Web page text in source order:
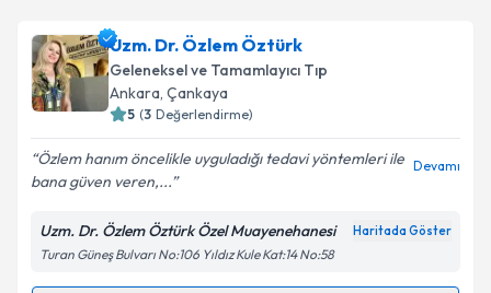
Dr. Özge Aydıniçin randevu takvimi talebi oluşturun.
Size bu uzmandan randevu almanız için bir takvim
hazırlandığında e-posta ile bilgilendireceğiz.
Kişisel verilerimin işlenmesine ilişkin
Aydınlatma
Metni'ni okudum ve kişisel verilerimin belirtilen
kapsamda işlenmesini kabul ediyorum.
Uzm. Dr. Özlem Öztürk
Geleneksel ve Tamamlayıcı Tıp
Ankara, Çankaya
5 (3 Değerlendirme)
Özlem hanım öncelikle uyguladığı tedavi yöntemleri ile
bana güven veren,...
Devamı
Uzm. Dr. Özlem Öztürk Özel Muayenehanesi Haritada Göster
Turan Güneş Bulvarı No:106 Yıldız Kule Kat:14 No:58